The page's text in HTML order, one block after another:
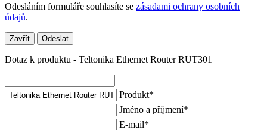
Odesláním formuláře souhlasíte se zásadami ochrany osobních
údajů.
Zavřít Odeslat
Dotaz k produktu - Teltonika Ethernet Router RUT301
Produkt*
Jméno a příjmení*
E-mail*